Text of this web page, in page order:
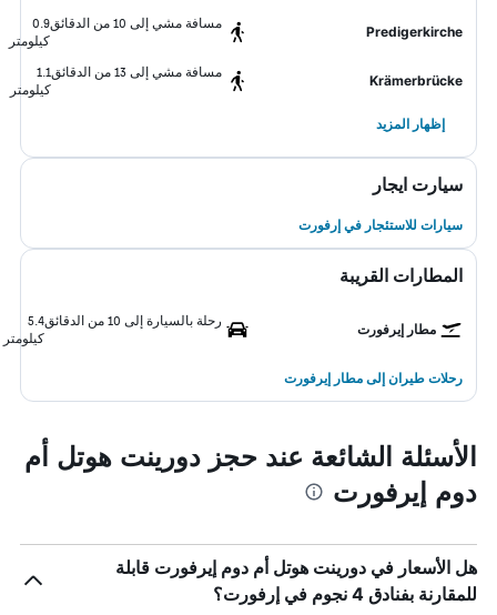
Predigerkirche
مسافة مشي إلى 10 من الدقائق
0.9
كيلومتر
Krämerbrücke
مسافة مشي إلى 13 من الدقائق
1.1
كيلومتر
إظهار المزيد
سيارت ايجار
سيارات للاستئجار في إرفورت
المطارات القريبة
مطار إيرفورت
رحلة بالسيارة إلى 10 من الدقائق
5.4
كيلومتر
رحلات طيران إلى مطار إيرفورت
الأسئلة الشائعة عند حجز دورينت هوتل أم
دوم إيرفورت
هل الأسعار في دورينت هوتل أم دوم إيرفورت قابلة
للمقارنة بفنادق 4 نجوم في إرفورت؟